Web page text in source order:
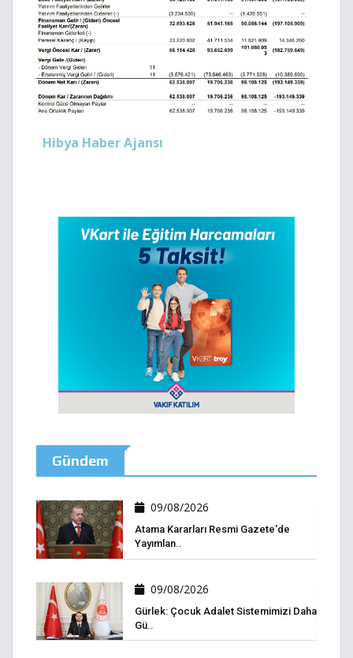
Hibya Haber Ajansı
Gündem
09/08/2026
Atama Kararları Resmi Gazete'de
Yayımlan..
09/08/2026
Gürlek: Çocuk Adalet Sistemimizi Daha
Gü..